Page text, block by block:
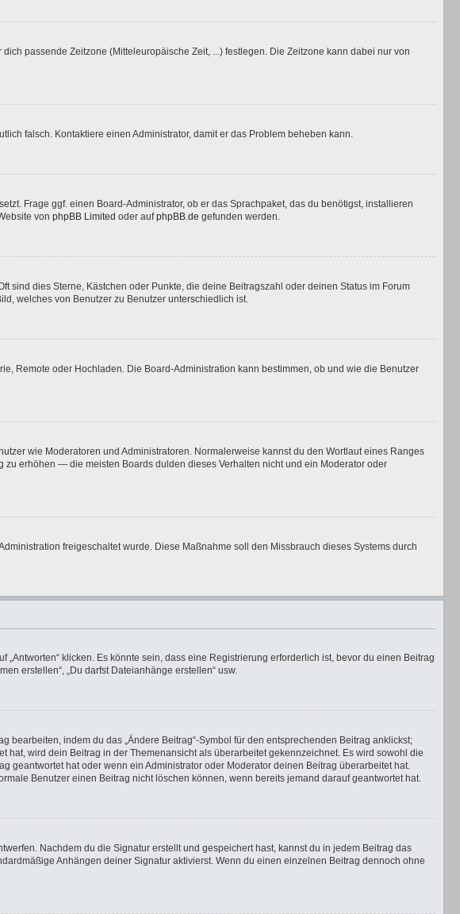
passende Zeitzone (Mitteleuropäische Zeit, ...) festlegen. Die Zeitzone kann dabei nur von
falsch. Kontaktiere einen Administrator, damit er das Problem beheben kann.
Frage ggf. einen Board-Administrator, ob er das Sprachpaket, das du benötigst, installieren
von phpBB Limited oder aufphpBB.de gefunden werden.
sind dies Sterne, Kästchen oder Punkte, die deine Beitragszahl oder deinen Status im Forum
welches von Benutzer zu Benutzer unterschiedlich ist.
Remote oder Hochladen. Die Board-Administration kann bestimmen, ob und wie die Benutzer
wie Moderatoren und Administratoren. Normalerweise kannst du den Wortlaut eines Ranges
erhöhen — die meisten Boards dulden dieses Verhalten nicht und ein Moderator oder
freigeschaltet wurde. Diese Maßnahme soll den Missbrauch dieses Systems durch
klicken. Es könnte sein, dass eine Registrierung erforderlich ist, bevor du einen Beitrag
erstellen“, „Du darfst Dateianhänge erstellen“ usw.
indem du das „Ändere Beitrag“-Symbol für den entsprechenden Beitrag anklickst;
wird dein Beitrag in der Themenansicht als überarbeitet gekennzeichnet. Es wird sowohl die
hat oder wenn ein Administrator oder Moderator deinen Beitrag überarbeitet hat.
Benutzer einen Beitrag nicht löschen können, wenn bereits jemand darauf geantwortet hat.
Nachdem du die Signatur erstellt und gespeichert hast, kannst du in jedem Beitrag das
Anhängen deiner Signatur aktivierst. Wenn du einen einzelnen Beitrag dennoch ohne